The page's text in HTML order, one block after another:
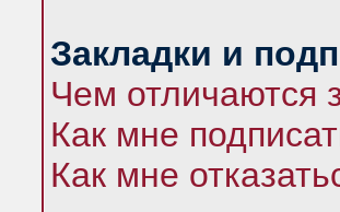
Закладки и
Чем отличаются
Как мне
Как мне